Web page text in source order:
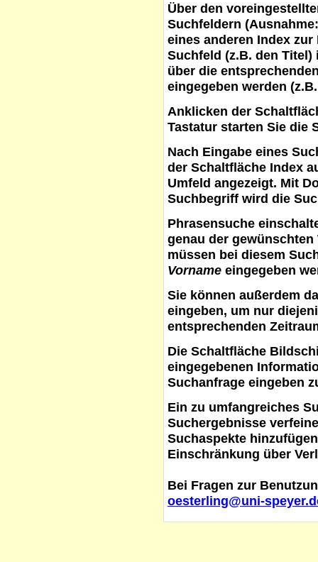
Über den
Suchfeldern
eines anderen Index
Suchfeld (z.B. den
über die
eingegeben werden
Anklicken der
Tastatur starten Sie die
Nach Eingabe eines
der Schaltfläche Index
Umfeld angezeigt. Mit
Suchbegriff wird die
Phrasensuche
genau der
müssen bei diesem
Vorname eingegeben
Sie können außerdem
eingeben, um nur
entsprechenden
Die Schaltfläche
eingegebenen
Suchanfrage eingeben
Ein zu umfangreiches
Suchergebnisse
Suchaspekte
Einschränkung über
Bei Fragen zur
oesterling@uni-